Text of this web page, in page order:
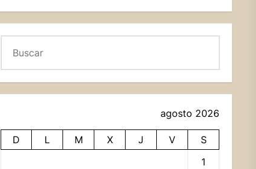
agosto 2026
D L M X J V
S
1